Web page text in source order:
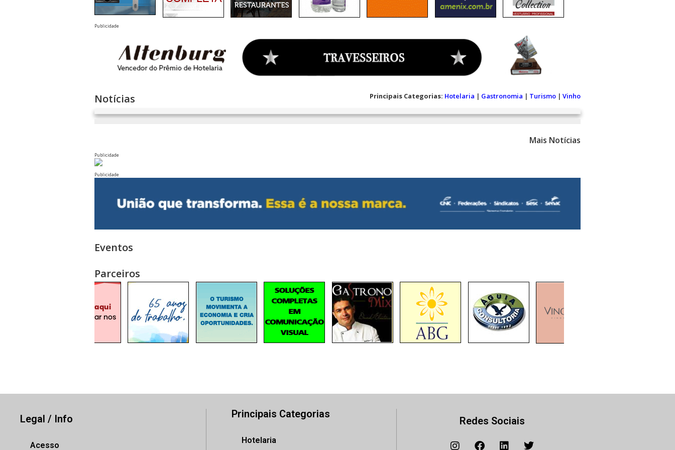
Publicidade
Notícias Principais Categorias: Hotelaria | Gastronomia | Turismo | Vinho
Mais Notícias
Publicidade
Publicidade
Eventos
Parceiros
Legal / Info
Acesso
Principais Categorias
Hotelaria
Redes Sociais